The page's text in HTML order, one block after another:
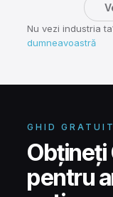
Nu vezi industria
dumneavoastră
GHID
Obțineți
pentru